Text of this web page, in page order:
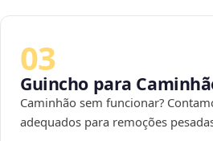
03
Guincho para
Caminhão sem funcionar?
adequados para remoções